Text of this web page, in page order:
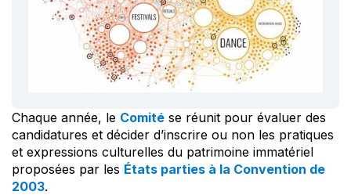
Chaque année, le Comité se réunit pour évaluer des
candidatures et décider d’inscrire ou non les pratiques
et expressions culturelles du patrimoine immatériel
proposées par les États parties à la Convention de
2003.